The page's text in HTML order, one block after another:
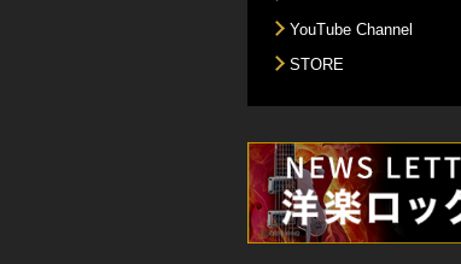
YouTube Channel
STORE